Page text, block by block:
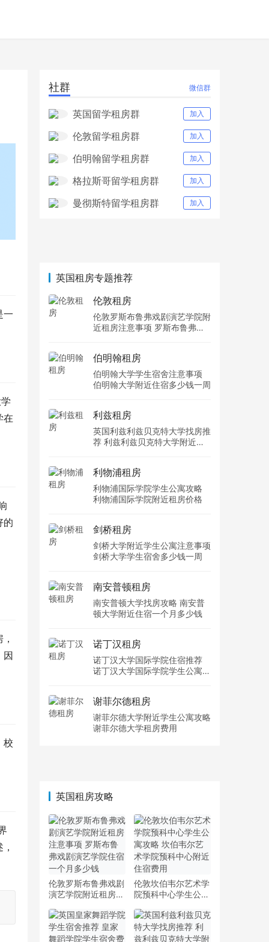
一
在
的
因
校
社群 微信群
英国留学租房群 加入
伦敦留学租房群 加入
伯明翰留学租房群 加入
格拉斯哥留学租房群 加入
曼彻斯特留学租房群 加入
英国租房专题推荐
伦敦租房
伦敦罗斯布鲁弗戏剧演艺学院附
近租房注意事项 罗斯布鲁弗戏
伯明翰租房
伯明翰大学学生宿舍注意事项
伯明翰大学附近住宿多少钱一周
利兹租房
英国利兹利兹贝克特大学找房推
荐 利兹利兹贝克特大学附近住
利物浦租房
利物浦国际学院学生公寓攻略
利物浦国际学院附近租房价格
剑桥租房
剑桥大学附近学生公寓注意事项
剑桥大学学生宿舍多少钱一周
南安普顿租房
南安普顿大学找房攻略 南安普
顿大学附近住宿一个月多少钱
诺丁汉租房
诺丁汉大学国际学院住宿推荐
诺丁汉大学国际学院学生公寓多
谢菲尔德租房
谢菲尔德大学附近学生公寓攻略
谢菲尔德大学租房费用
英国租房攻略
伦敦罗斯布鲁弗戏剧
演艺学院附近租房注
戏剧演艺学院住宿一
个月多少钱
伦敦坎伯韦尔艺术学
院预科中心学生公寓
学院预科中心附近住
宿费用